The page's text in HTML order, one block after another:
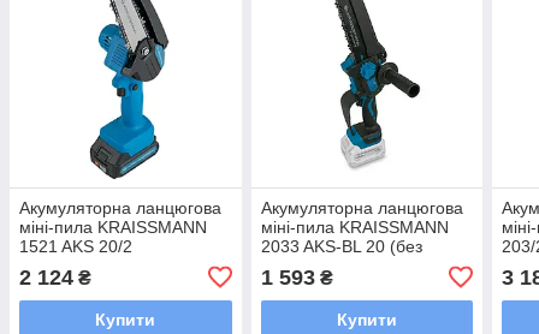
Акумуляторна ланцюгова
міні-пила KRAISSMANN
1521 AKS 20/2
2 124 ₴
Купити
Акумуляторна ланцюгова
міні-пила KRAISSMANN
2033 AKS-BL 20 (без
1 593₴
Купити
3